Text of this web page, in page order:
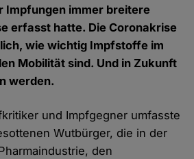
Impfungen immer breitere
erfasst hatte. Die Coronakrise
wie wichtig Impfstoffe im
Mobilität sind. Und in Zukunft
werden.
und Impfgegner umfasste
Wutbürger, die in der
den